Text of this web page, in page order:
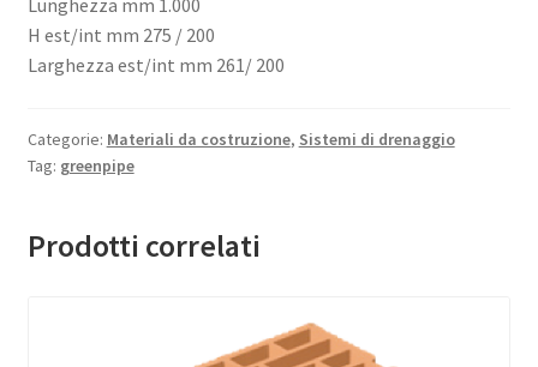
H est/int mm 275 / 200
Larghezza est/int mm 261/ 200
Categorie: Materiali da costruzione, Sistemi di drenaggio
Tag: greenpipe
Prodotti correlati